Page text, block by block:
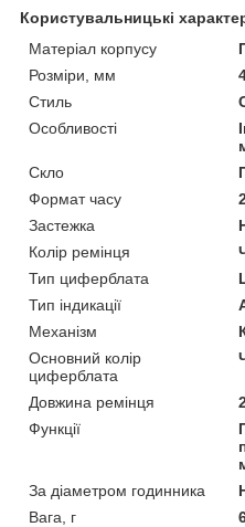
Користувальницькі
Матеріал корпусу
Розміри, мм
Стиль
Особливості
Скло
Формат часу
Застежка
Колір ремінця
Тип циферблата
Тип індикації
Механізм
Основний колір
циферблата
Довжина ремінця
Функції
За діаметром годинника
Вага, г